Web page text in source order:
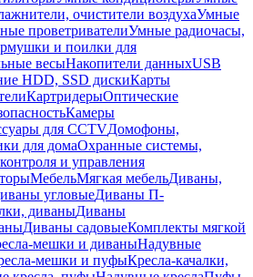
очистители воздухаУмные
проветривателиУмные радиочасы,
и поилки для
весыНакопители данныхUSB
HDD, SSD дискиКарты
КартридерыОптические
Камеры
для CCTVДомофоны,
для домаОхранные системы,
и управления
МебельМягкая мебельДиваны,
угловыеДиваны П-
диваныДиваны
Диваны садовыеКомплекты мягкой
мешки и диваныНадувные
мешки и пуфыКресла-качалки,